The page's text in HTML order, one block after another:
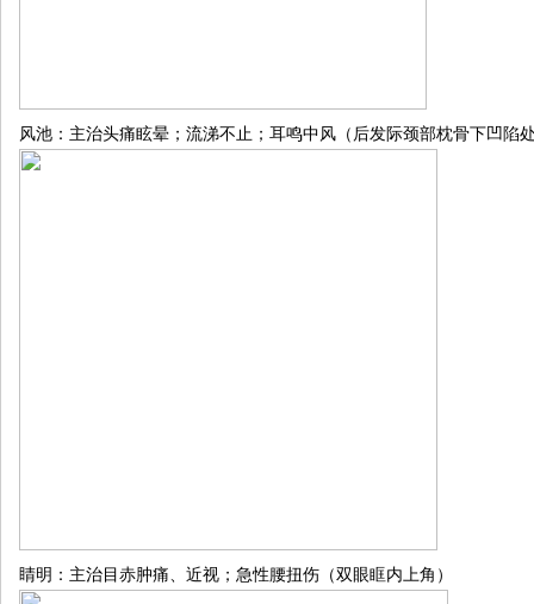
风池：主治头痛眩晕；流涕不止；耳鸣中风（后发际颈部枕骨下凹陷
睛明：主治目赤肿痛、近视；急性腰扭伤（双眼眶内上角）